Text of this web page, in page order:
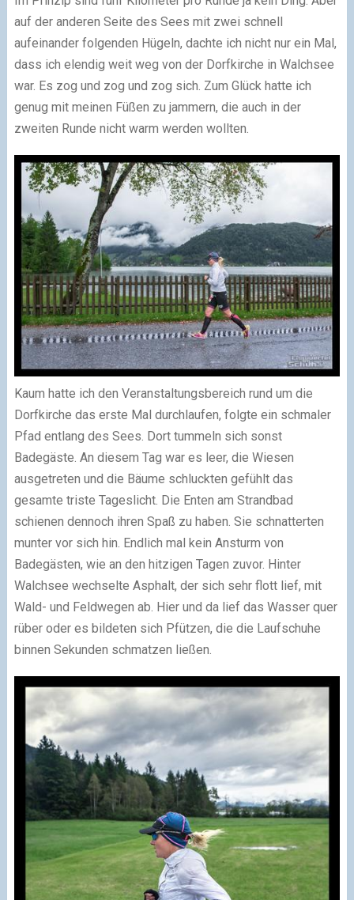
auf der anderen Seite des Sees mit zwei schnell
aufeinander folgenden Hügeln, dachte ich nicht nur ein Mal,
dass ich elendig weit weg von der Dorfkirche in Walchsee
war. Es zog und zog und zog sich. Zum Glück hatte ich
genug mit meinen Füßen zu jammern, die auch in der
zweiten Runde nicht warm werden wollten.
Kaum hatte ich den Veranstaltungsbereich rund um die
Dorfkirche das erste Mal durchlaufen, folgte ein schmaler
Pfad entlang des Sees. Dort tummeln sich sonst
Badegäste. An diesem Tag war es leer, die Wiesen
ausgetreten und die Bäume schluckten gefühlt das
gesamte triste Tageslicht. Die Enten am Strandbad
schienen dennoch ihren Spaß zu haben. Sie schnatterten
munter vor sich hin. Endlich mal kein Ansturm von
Badegästen, wie an den hitzigen Tagen zuvor. Hinter
Walchsee wechselte Asphalt, der sich sehr flott lief, mit
Wald- und Feldwegen ab. Hier und da lief das Wasser quer
rüber oder es bildeten sich Pfützen, die die Laufschuhe
binnen Sekunden schmatzen ließen.